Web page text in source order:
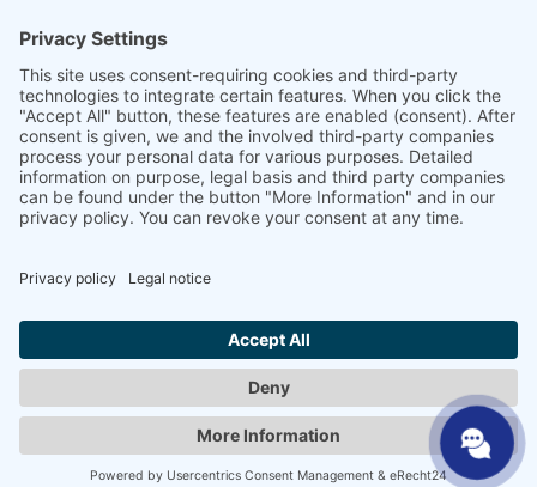
Pliki do pobrania SHP
Wybierz swój język
DE
EN
PL
NL